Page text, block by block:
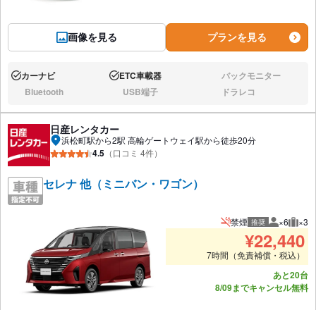
画像を見る プランを見る
あり:カーナビ あり:ETC車載器 なし:バックモニター
なし:Bluetooth なし:USB端子 なし:ドラレコ
日産レンタカー
浜松町駅から2駅 高輪ゲートウェイ駅から徒歩20分
4.5 （口コミ 4件）
セレナ 他（ミニバン・ワゴン）
禁煙 推奨 推奨人数
×6 推
×3
¥22,440
7時間（免責補償・税込）
あと20台
8/09までキャンセル無料